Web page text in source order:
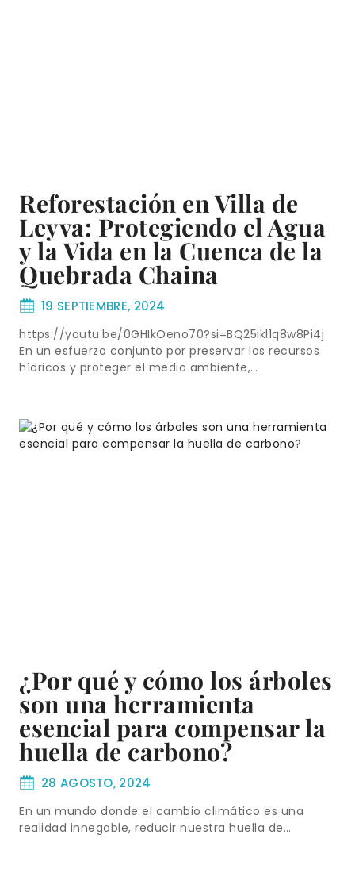
Reforestación en Villa de
Leyva: Protegiendo el Agua
y la Vida en la Cuenca de la
Quebrada Chaina
19 SEPTIEMBRE, 2024
https://youtu.be/0GHIkOeno70?si=BQ25ikl1q8w8Pi4j
En un esfuerzo conjunto por preservar los recursos
hídricos y proteger el medio ambiente,…
¿Por qué y cómo los árboles
son una herramienta
esencial para compensar la
huella de carbono?
28 AGOSTO, 2024
En un mundo donde el cambio climático es una
realidad innegable, reducir nuestra huella de…